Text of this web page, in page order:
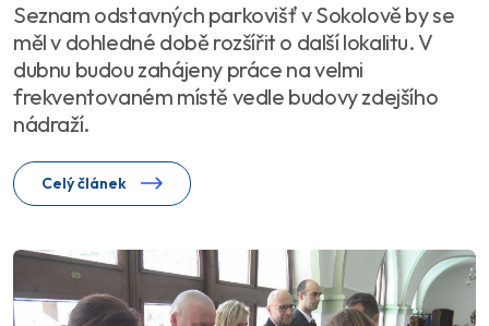
Seznam odstavných parkovišť v Sokolově by se
měl v dohledné době rozšířit o další lokalitu. V
dubnu budou zahájeny práce na velmi
frekventovaném místě vedle budovy zdejšího
nádraží.
Celý článek